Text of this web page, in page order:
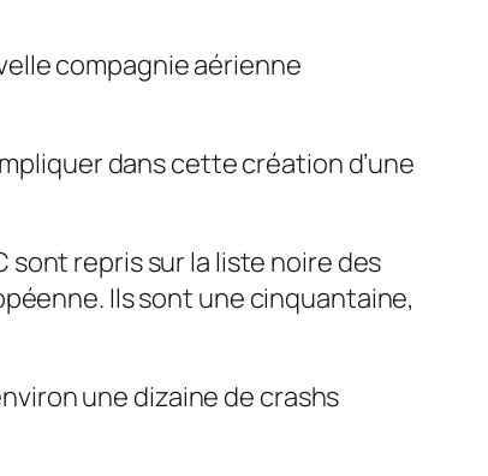
compagnie aérienne
dans cette création d’une
sont repris sur la liste noire des
Ils sont une cinquantaine,
une dizaine de crashs